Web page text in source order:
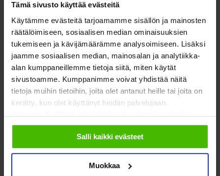
Tämä sivusto käyttää evästeitä
Käytämme evästeitä tarjoamamme sisällön ja mainosten
räätälöimiseen, sosiaalisen median ominaisuuksien
tukemiseen ja kävijämäärämme analysoimiseen. Lisäksi
jaamme sosiaalisen median, mainosalan ja analytiikka-
alan kumppaneillemme tietoja siitä, miten käytät
sivustoamme. Kumppanimme voivat yhdistää näitä
tietoja muihin tietoihin, joita olet antanut heille tai joita on
kerätty, kun olet käyttänyt heidän palvelujaan.
Valitsemalla "Yksityiskohdat" voit vaikuttaa sallimiisi
evästeisiin.
Salli kaikki evästeet
Muokkaa
hallinnosta ja
taloudellisesta riskistä
Vaikka byrokratian keventymisestä ja kustannusmalleista
nimettiin useissa vastauksissa edelleen suurimmaksi
rakennerahastoihin liittyväksi käytännön ongelmaksi.
maksatusjärjestelmän kankeus, hankkeiden hallinnon vaatima
osaaminen ja liian yksityiskohtainen seuranta olivat
konkreettisia järjestöjen kokemia haasteita.